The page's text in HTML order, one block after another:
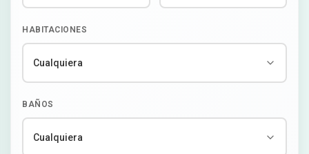
HABITACIONES
BAÑOS